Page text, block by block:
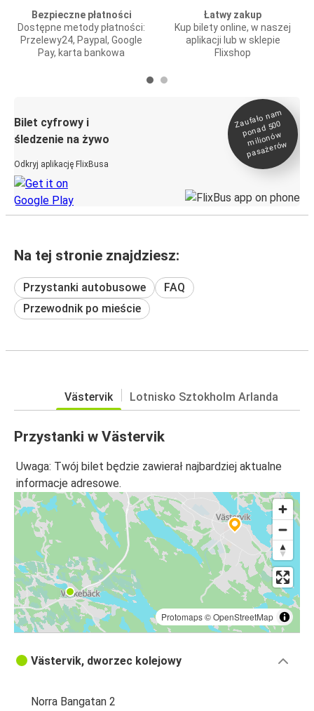
Bezpieczne płatności
Dostępne metody płatności:
Przelewy24, Paypal, Google
Pay, karta bankowa
Łatwy zakup
Kup bilety online, w naszej
aplikacji lub w sklepie
Flixshop
Bilet cyfrowy i
śledzenie na żywo
Odkryj aplikację FlixBusa
Zaufało na
m
ponad 500
milionó
w
pasażeró
w
Na tej stronie znajdziesz:
Przystanki autobusowe
FAQ
Przewodnik po mieście
Västervik Lotnisko Sztokholm Arlanda
Przystanki w Västervik
Uwaga: Twój bilet będzie zawierał najbardziej aktualne
informacje adresowe.
Protomaps©OpenStreetMap
Västervik, dworzec kolejowy
Norra Bangatan 2